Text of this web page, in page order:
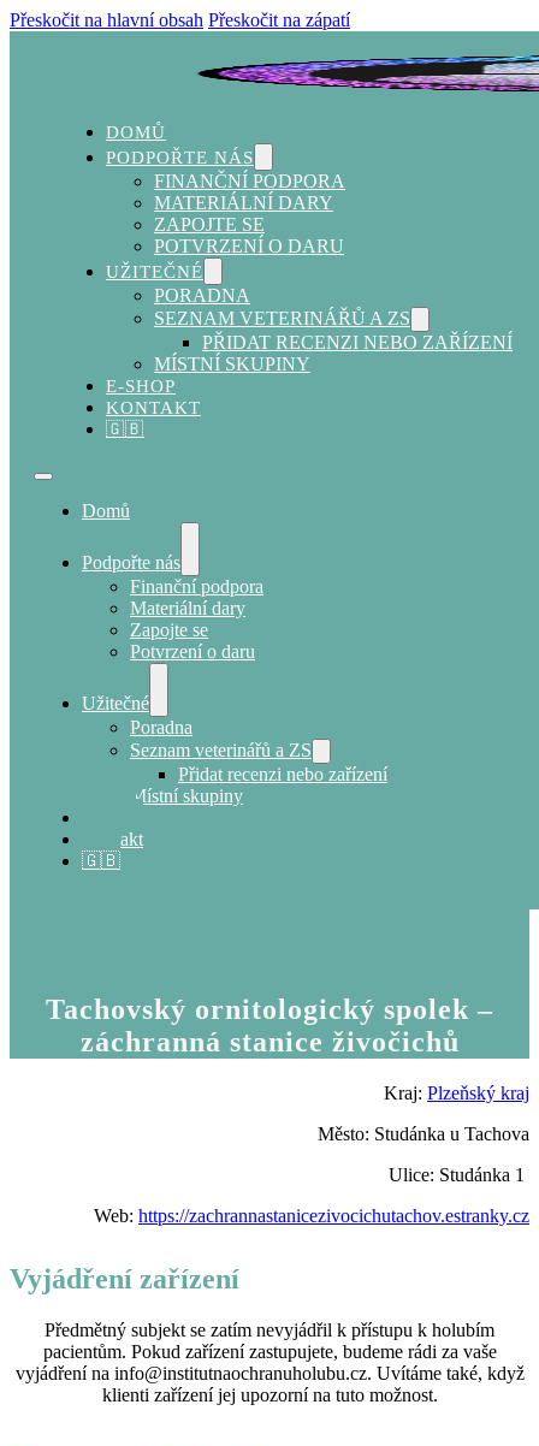
Přeskočit na hlavní obsah Přeskočit na zápatí
DOMŮ
PODPOŘTE NÁS
FINANČNÍ PODPORA
MATERIÁLNÍ DARY
ZAPOJTE SE
POTVRZENÍ O DARU
UŽITEČNÉ
PORADNA
SEZNAM VETERINÁŘŮ A ZS
PŘIDAT RECENZI NEBO ZAŘÍZENÍ
MÍSTNÍ SKUPINY
E-SHOP
KONTAKT
🇬🇧
Domů
Podpořte nás
Finanční podpora
Materiální dary
Zapojte se
Potvrzení o daru
Užitečné
Poradna
Seznam veterinářů a ZS
Přidat recenzi nebo zařízení
Místní skupiny
Kontakt
🇬🇧
Tachovský ornitologický spolek –
záchranná stanice živočichů
Kraj: Plzeňský kraj
Město: Studánka u Tachova
Ulice: Studánka 1
Web: https://zachrannastanicezivocichutachov.estranky.cz
Vyjádření zařízení
Předmětný subjekt se zatím nevyjádřil k přístupu k holubím
pacientům. Pokud zařízení zastupujete, budeme rádi za vaše
vyjádření na info@institutnaochranuholubu.cz. Uvítáme také, když
klienti zařízení jej upozorní na tuto možnost.